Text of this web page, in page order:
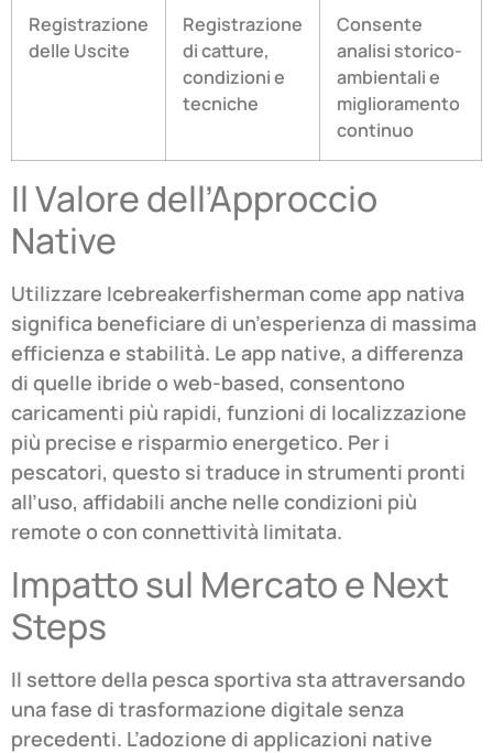
Registrazione
delle Uscite
Registrazione
di catture,
condizioni e
tecniche
Consente
analisi storico-
ambientali e
miglioramento
continuo
Il Valore dell’Approccio
Native
Utilizzare Icebreakerfisherman come app nativa
significa beneficiare di un’esperienza di massima
efficienza e stabilità. Le app native, a differenza
di quelle ibride o web-based, consentono
caricamenti più rapidi, funzioni di localizzazione
più precise e risparmio energetico. Per i
pescatori, questo si traduce in strumenti pronti
all’uso, affidabili anche nelle condizioni più
remote o con connettività limitata.
Impatto sul Mercato e Next
Steps
Il settore della pesca sportiva sta attraversando
una fase di trasformazione digitale senza
precedenti. L’adozione di applicazioni native